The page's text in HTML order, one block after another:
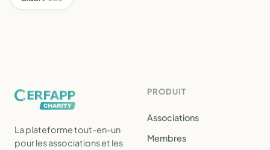
La plateforme tout-en-un
pour les associations et les
PRODUIT
Associations
Membres